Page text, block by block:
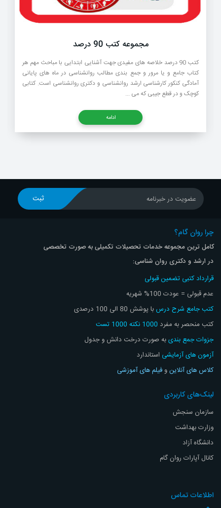
مجموعه کتب 90 درصد
کتب 90 درصد خلاصه های مفیدی جهت آشنایی ابتدایی با مباحث مهم هر
کتاب جامع و یا مرور و جمع بندی مطالب روانشناسی در ماه های پایانی
آمادگی کنکور کارشناسی ارشد روانشناسی و دکتری روانشناسی است. کتابی
کوچک و در قطع جیبی که می ...
ادامه
عضویت در خبرنامه ثبت
چرا روان گام؟
کامل ترین مجموعه خدمات تحصیلات تکمیلی به صورت تخصصی
در ارشد و دکتری روان شناسی:
قرارداد کتبی تضمین قبولی
عدم قبولی = عودت 100% شهریه
کتب جامع شرح درسبا پوشش 80 الی 100 درصدی
کتب منحصر به مفرد 1000 نکته 1000 تست
جزوات جمع بندیبه صورت درخت دانش و جدول
آزمون های آزمایشی استاندارد
کلاس های آنلاینو فیلم های آموزشی
لینک‌های کاربردی
سازمان سنجش
وزارت بهداشت
دانشگاه آزاد
کانال آپارات روان گام
اطلاعات تماس